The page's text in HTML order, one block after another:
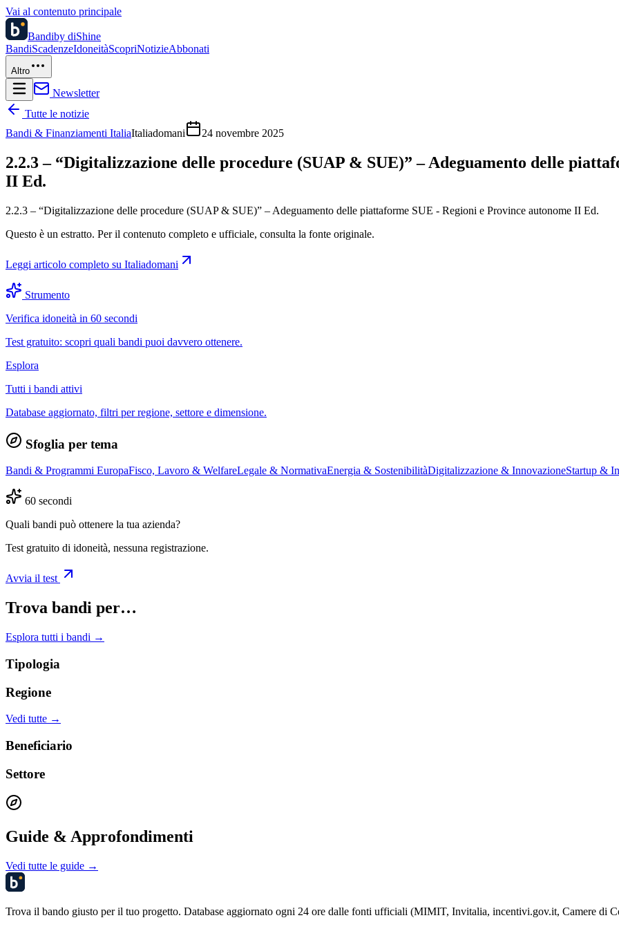
Vai al contenuto principale
Bandiby diShine
BandiScadenzeIdoneitàScopriNotizieAbbonati
Altro
Newsletter
Tutte le notizie
Bandi & Finanziamenti ItaliaItaliadomani 24 novembre 2025
2.2.3 – “Digitalizzazione delle procedure (SUAP & SUE)” – Adeguamento delle
II Ed.
2.2.3 – “Digitalizzazione delle procedure (SUAP & SUE)” – Adeguamento delle piattaforme SUE - Regioni e Province autonome II Ed.
Questo è un estratto. Per il contenuto completo e ufficiale, consulta la fonte originale.
Leggi articolo completo su Italiadomani
Strumento
Verifica idoneità in 60 secondi
Test gratuito: scopri quali bandi puoi davvero ottenere.
Esplora
Tutti i bandi attivi
Database aggiornato, filtri per regione, settore e dimensione.
Sfoglia per tema
Bandi & Programmi EuropaFisco, Lavoro & WelfareLegale & NormativaEnergia & SostenibilitàDigitalizzazione & InnovazioneStartup &
60 secondi
Quali bandi può ottenere la tua azienda?
Test gratuito di idoneità, nessuna registrazione.
Avvia il test
Trova bandi per…
Esplora tutti i bandi →
Tipologia
Regione
Vedi tutte →
Beneficiario
Settore
Guide & Approfondimenti
Vedi tutte le guide →
Trova il bando giusto per il tuo progetto. Database aggiornato ogni 24 ore dalle fonti ufficiali (MIMIT, Invitalia, incentivi.gov.it, Camere di